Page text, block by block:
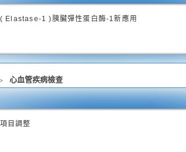
Elastase-1 )胰臟彈性蛋白酶-1新應用
﹥ 心血管疾病檢查
目調整